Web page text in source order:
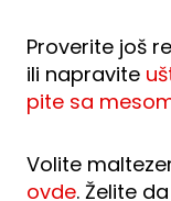
Proverite još
ili napravite
pite sa
Volite
ovde. Želite